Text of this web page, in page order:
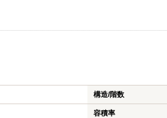
構造/階数
容積率